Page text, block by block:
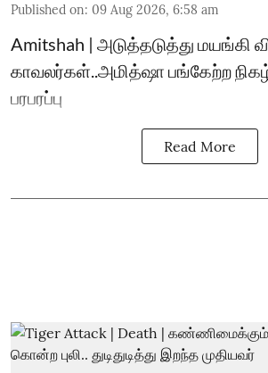
Published on: 09 Aug 2026, 6:58 am
Amitshah | அடுத்தடுத்து மயங்கி
காவலர்கள்..அமித்ஷா பங்கேற்ற
பரபரப்பு
Read More